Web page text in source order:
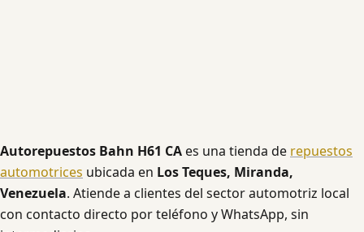
Autorepuestos Bahn H61 CAes una tienda de repuestos
automotrices ubicada en Los Teques, Miranda,
Venezuela. Atiende a clientes del sector automotriz local
con contacto directo por teléfono y WhatsApp, sin